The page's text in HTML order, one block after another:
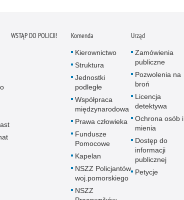
WSTĄP DO POLICJI! Komenda
Kierownictwo
Struktura
Jednostki
podległe
Współpraca
międzynarodowa
Prawa człowieka
Fundusze
Pomocowe
Kapelan
NSZZ Policjantów
woj.pomorskiego
NSZZ
Urząd
Zamówienia
publiczne
Pozwolenia na
broń
Licencja
detektywa
Ochrona osób i
mienia
Dostęp do
informacji
publicznej
Petycje